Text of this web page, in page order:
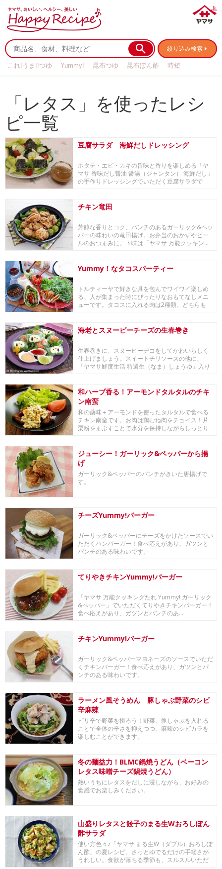
絞り込み検索
これ!うま!!つゆ Yummy! 昆布つゆ 昆布ぽん酢
時短
「レタス」を使ったレシ
ピ一覧
豆腐サラダ 海鮮だしドレッシング
ホタテ・エビ・カキの旨味と香りを楽しめる「ヤ
マサ 香味だし醤油 醤湯（ジャンタン） 海鮮だし」
の手作りドレッシングでいただく豆腐サラダで
チキン竜田
芳醇な香りとコク、パンチのあるガーリック&ペッ
パーの味わいの竜田揚げ。お弁当のおかずやビー
ルのおつまみに。下味は「ヤマサ 万能クッキン...
Yummy！なタコスパーティー
トルティーヤで好きな具を包んでワイワイ楽しめ
る、人が集まった時にぴったりなおもてなしメニ
ューです。タコスに入れる肉は2種類。どちらも
海老とスヌーピーチーズの生春巻き
生春巻きに、スヌーピーデコをしてかわいらしく
仕上げましょう。スイートチリソースの他に、
「ヤマサ鮮度生活 特選生（なま）しょうゆ」入り
和ハーブ香る！アーモンドタルタルのチキ
ン南蛮
和の薬味＋アーモンドを使ったタルタルで食べる
チキン南蛮です。お肉は鶏むね肉をチョイス！片
栗粉をまぶすことで水分を保持しながらしっとり
ジューシー！ガーリック&ペッパーから揚
げ
ガーリック&ペッパーのパンチがきいた唐揚げで
す。
チーズYummy!バーガー
ガーリック&ペッパーにチーズをかけたソースでい
ただくハンバーガー！食べ応えがあり、ガツンと
パンチのある味わいです。
てりやきチキンYummy!バーガー
「ヤマサ 万能クッキングたれ Yummy! ガーリック
&ペッパー」でいただくてりやきチキンバーガー！
食べ応えがあり、ガツンとパンチのあ...
チキンYummy!バーガー
ガーリック&ペッパーマヨネーズのソースでいただ
くチキンバーガー！食べ応えがあり、ガツンとパ
ンチのある味わいです。
ラーメン風そうめん 豚しゃぶ野菜のシビ
辛麻辣
ピリ辛で野菜を摂ろう！野菜、豚しゃぶを入れる
ことで全体の辛さを抑えつつ、麻辣のシビカラを
楽しむことができます。
冬の麺益力！BLMC鍋焼うどん（ベーコン
レタス味噌チーズ鍋焼うどん）
熱いうちにレタスをだしに浸しながら、お好みの
食感でお楽しみください。
山盛りレタスと餃子のまる生Wおろしぽん
酢サラダ
使い方色々♪「ヤマサ まる生W（ダブル）おろしぽ
ん酢」の夏レシピ。さっとゆでるだけの手軽さが
うれしい。食欲が落ちる季節も、スルスルいただ